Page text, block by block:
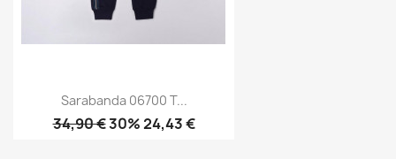
Sarabanda 06700 T...
34,90 €30% 24,43 €